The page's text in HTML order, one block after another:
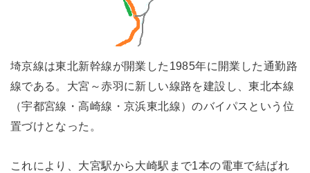
埼京線は東北新幹線が開業した1985年に開業した通勤路
線である。大宮～赤羽に新しい線路を建設し、東北本線
（宇都宮線・高崎線・京浜東北線）のバイパスという位
置づけとなった。
これにより、大宮駅から大崎駅まで1本の電車で結ばれ